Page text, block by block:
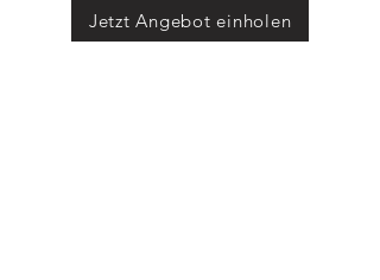
Jetzt Angebot einholen